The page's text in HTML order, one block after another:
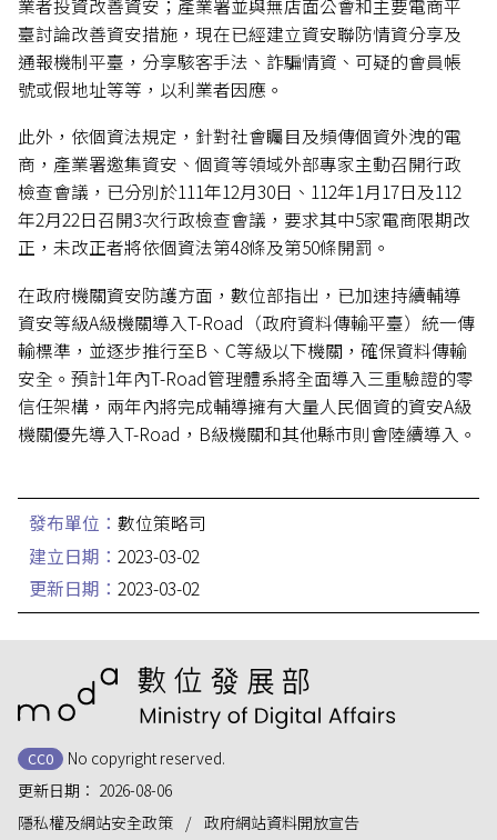
業者投資改善資安；產業署並與無店面公會和主要電商平
臺討論改善資安措施，現在已經建立資安聯防情資分享及
通報機制平臺，分享駭客手法、詐騙情資、可疑的會員帳
號或假地址等等，以利業者因應。
此外，依個資法規定，針對社會矚目及頻傳個資外洩的電
商，產業署邀集資安、個資等領域外部專家主動召開行政
檢查會議，已分別於111年12月30日、112年1月17日及112
年2月22日召開3次行政檢查會議，要求其中5家電商限期改
正，未改正者將依個資法第48條及第50條開罰。
在政府機關資安防護方面，數位部指出，已加速持續輔導
資安等級A級機關導入T-Road（政府資料傳輸平臺）統一傳
輸標準，並逐步推行至B、C等級以下機關，確保資料傳輸
安全。預計1年內T-Road管理體系將全面導入三重驗證的零
信任架構，兩年內將完成輔導擁有大量人民個資的資安A級
機關優先導入T-Road，B級機關和其他縣市則會陸續導入。
發布單位：數位策略司
建立日期：2023-03-02
更新日期：2023-03-02
CC0
No copyright reserved.
更新日期： 2026-08-06
隱私權及網站安全政策
政府網站資料開放宣告